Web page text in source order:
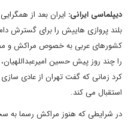
دیپلماسی ایرانی: ایران بعد از
بلند پروازی هاییش را برای گسترش
کشورهای عربی به خصوص مراکش و
را چند روز پیش حسین
کرد زمانی که گفت تهران از عادی سازی
استقبال می کند.
در شرایطی که هنوز مراکش رسما به